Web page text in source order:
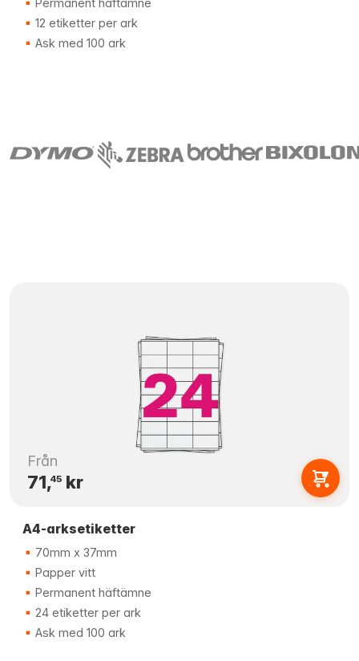
Permanent häftämne
12 etiketter per ark
Ask med 100 ark
Från
71,45kr
A4-arksetiketter
70mm x 37mm
Papper vitt
Permanent häftämne
24 etiketter per ark
Ask med 100 ark